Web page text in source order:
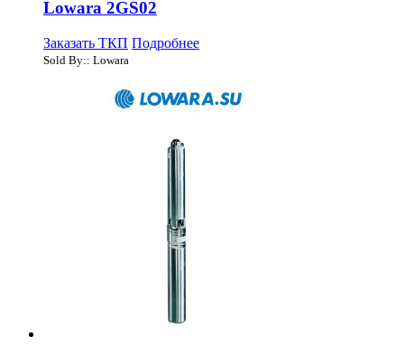
Lowara 2GS02
Заказать ТКП Подробнее
Sold By:: Lowara